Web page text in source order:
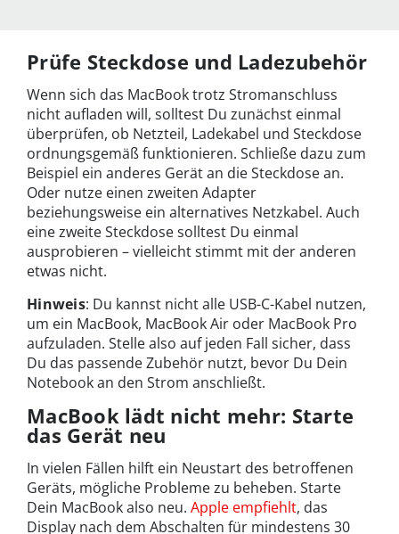
Prüfe Steckdose und Ladezubehör
Wenn sich das MacBook trotz Stromanschluss
nicht aufladen will, solltest Du zunächst einmal
überprüfen, ob Netzteil, Ladekabel und Steckdose
ordnungsgemäß funktionieren. Schließe dazu zum
Beispiel ein anderes Gerät an die Steckdose an.
Oder nutze einen zweiten Adapter
beziehungsweise ein alternatives Netzkabel. Auch
eine zweite Steckdose solltest Du einmal
ausprobieren – vielleicht stimmt mit der anderen
etwas nicht.
Hinweis: Du kannst nicht alle USB-C-Kabel nutzen,
um ein MacBook, MacBook Air oder MacBook Pro
aufzuladen. Stelle also auf jeden Fall sicher, dass
Du das passende Zubehör nutzt, bevor Du Dein
Notebook an den Strom anschließt.
MacBook lädt nicht mehr: Starte
das Gerät neu
In vielen Fällen hilft ein Neustart des betroffenen
Geräts, mögliche Probleme zu beheben. Starte
Dein MacBook also neu. Apple empfiehlt, das
Display nach dem Abschalten für mindestens 30